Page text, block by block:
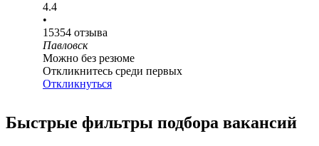
4.4
•
15354 отзыва
Павловск
Можно без резюме
Откликнитесь среди первых
Откликнуться
Быстрые фильтры подбора вакансий